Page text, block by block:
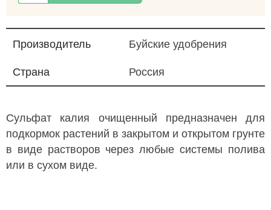
Производитель
Буйские удобрения
Страна
Россия
Сульфат калия очищенный предназначен для
подкормок растений в закрытом и открытом грунте
в виде растворов через любые системы полива
или в сухом виде.